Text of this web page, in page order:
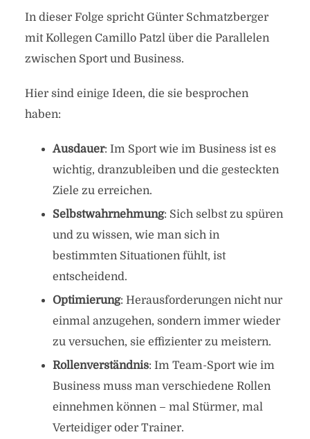
In dieser Folge spricht Günter Schmatzberger
mit Kollegen Camillo Patzl über die Parallelen
zwischen Sport und Business.
Hier sind einige Ideen, die sie besprochen
haben:
Ausdauer: Im Sport wie im Business ist es
wichtig, dranzubleiben und die gesteckten
Ziele zu erreichen.
Selbstwahrnehmung: Sich selbst zu spüren
und zu wissen, wie man sich in
bestimmten Situationen fühlt, ist
entscheidend.
Optimierung: Herausforderungen nicht nur
einmal anzugehen, sondern immer wieder
zu versuchen, sie effizienter zu meistern.
Rollenverständnis: Im Team-Sport wie im
Business muss man verschiedene Rollen
einnehmen können – mal Stürmer, mal
Verteidiger oder Trainer.